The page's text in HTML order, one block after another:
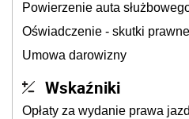
Powierzenie auta
Oświadczenie - skutki
Umowa darowizny
Wskaźniki
Opłaty za wydanie prawa